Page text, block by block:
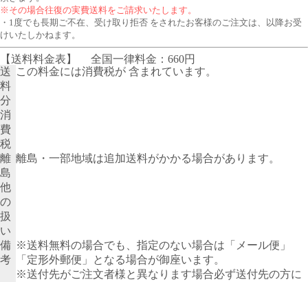
※その場合往復の実費送料をご請求いたします。
・1度でも長期ご不在、受け取り拒否 をされたお客様のご注文は、以降お受
けいたしかねます。
【送料料金表】
全国一律料金：660円
送
料
分
消
費
税
この料金には消費税が 含まれています。
離
島
他
の
扱
い
離島・一部地域は追加送料がかかる場合があります。
備
考
※送料無料の場合でも、指定のない場合は「メール便」
「定形外郵便」となる場合が御座います。
※送付先がご注文者様と異なります場合必ず送付先の方に